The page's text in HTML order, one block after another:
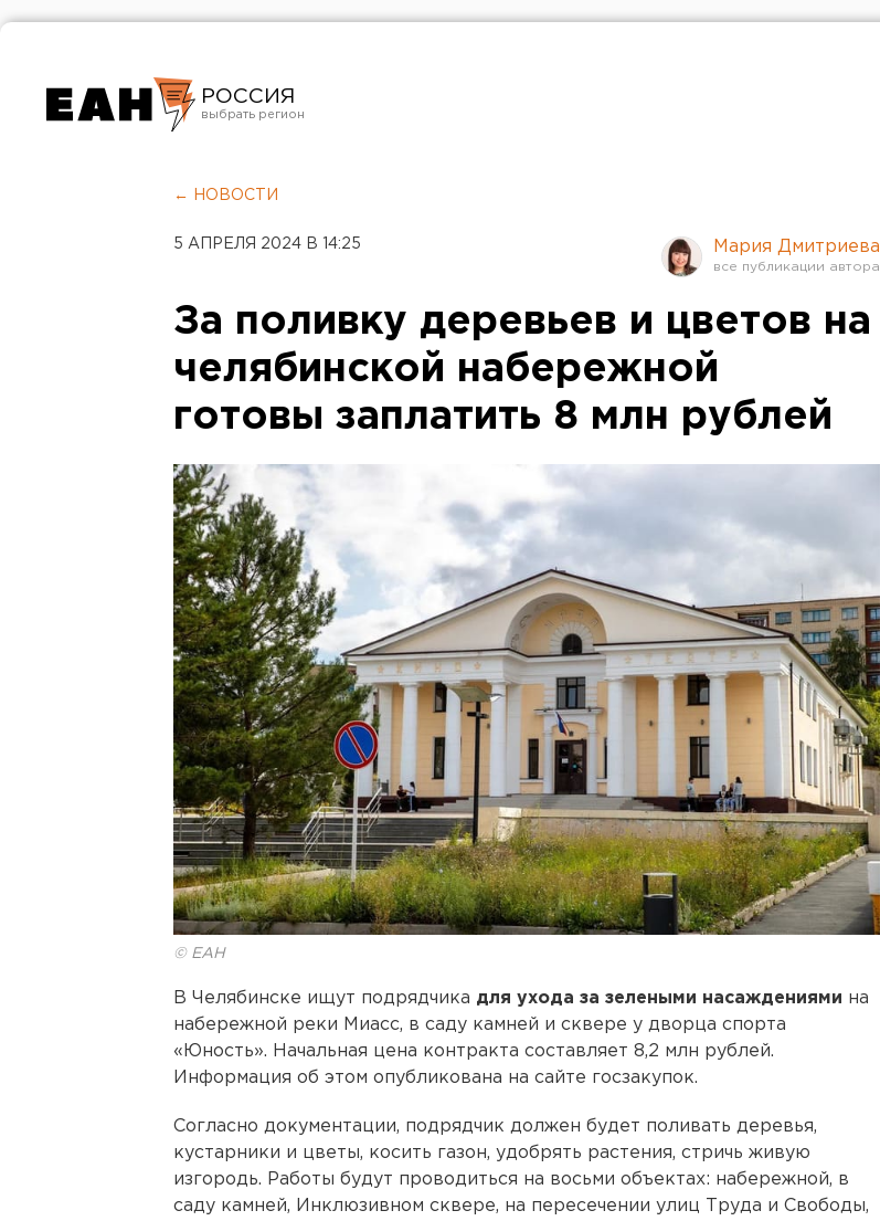
РОССИЯ
Челябинск
← НОВОСТИ
5 АПРЕЛЯ 2024 В 14:25 Мария Дмитриева
За поливку деревьев и цветов на
челябинской набережной
готовы заплатить 8 млн рублей
© ЕАН
В Челябинске ищут подрядчика для ухода за зелеными насаждениями на
набережной реки Миасс, в саду камней и сквере у дворца спорта
«Юность». Начальная цена контракта составляет 8,2 млн рублей.
Информация об этом опубликована на сайте госзакупок.
Согласно документации, подрядчик должен будет поливать деревья,
кустарники и цветы, косить газон, удобрять растения, стричь живую
изгородь. Работы будут проводиться на восьми объектах: набережной, в
саду камней, Инклюзивном сквере, на пересечении улиц Труда и Свободы,